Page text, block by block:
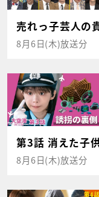
売れっ子芸人の
8月6日(木)放送分
第3話 消えた子
8月6日(木)放送分